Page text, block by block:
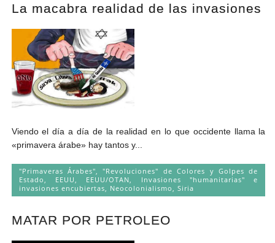
La macabra realidad de las invasiones
Viendo el día a día de la realidad en lo que occidente llama la
«primavera árabe» hay tantos y...
"Primaveras Árabes", "Revoluciones" de Colores y Golpes de
Estado
EEUU EEUU/OTAN
Invasiones "humanitarias" e
invasiones encubiertas
Neocolonialismo Siria
MATAR POR PETROLEO